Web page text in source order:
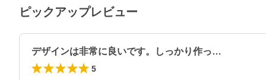
ピックアップレビュー
デザインは非常に良いです。しっかり作っ…
5